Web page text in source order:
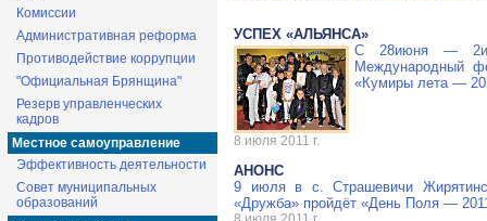
Комиссии
Административная реформа
Противодействие коррупции
"Официальная Брянщина"
Резерв управленческих
кадров
Местное самоуправление
Эффективность деятельности
Совет муниципальных
образований
УСПЕХ «АЛЬЯНСА»
С 28июня —
Международный
«Кумиры лета —
8 июля 2011 г.
АНОНС
9 июля в с. Страшевичи
«Дружба» пройдёт «День Поля —